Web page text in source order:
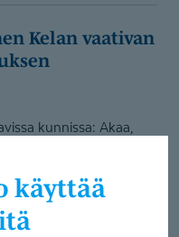
käyttää
kunnissa: Akaa,
Ruovesi,
Vesilahti, Virrat,